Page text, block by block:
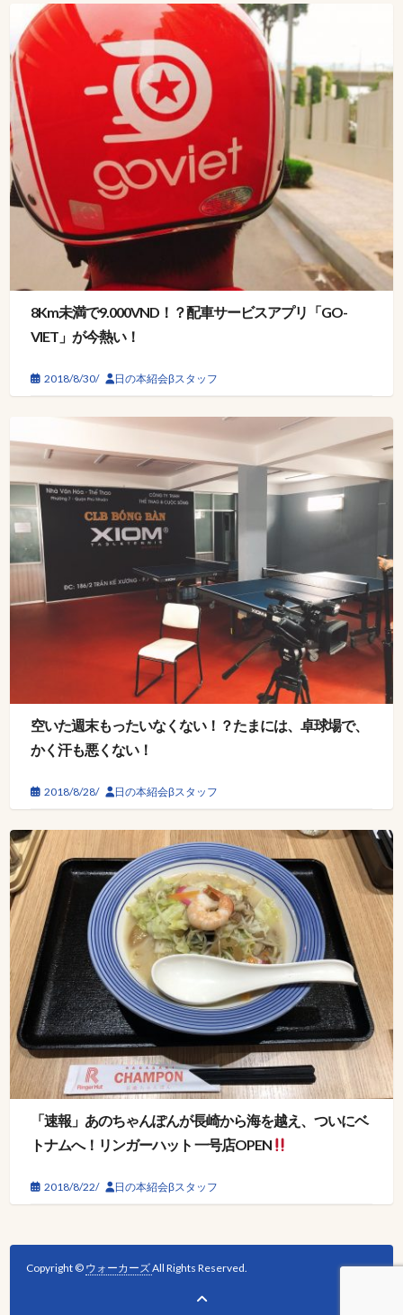
8Km未満で9.000VND！？配車サービスアプリ「GO-
VIET」が今熱い！
2018/8/30/ 日の本紹会βスタッフ
空いた週末もったいなくない！？たまには、卓球場で、
かく汗も悪くない！
2018/8/28/ 日の本紹会βスタッフ
「速報」あのちゃんぽんが長崎から海を越え、ついにベ
トナムへ！リンガーハット 一号店OPEN
2018/8/22/ 日の本紹会βスタッフ
Copyright © ウォーカーズAll Rights Reserved.